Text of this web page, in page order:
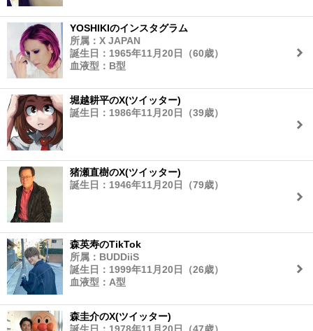
YOSHIKIのインスタグラム
所属：X JAPAN
誕生日：1965年11月20日（60歳）
血液型：B型
堀越耕平のX(ツイッター)
誕生日：1986年11月20日（39歳）
猪瀬直樹のX(ツイッター)
誕生日：1946年11月20日（79歳）
森英寿のTikTok
所属：BUDDiiS
誕生日：1999年11月20日（26歳）
血液型：A型
森圭介のX(ツイッター)